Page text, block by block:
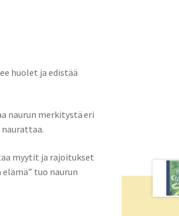
huolet ja edistää
naurun merkitystä eri
myytit ja rajoitukset
tuo naurun